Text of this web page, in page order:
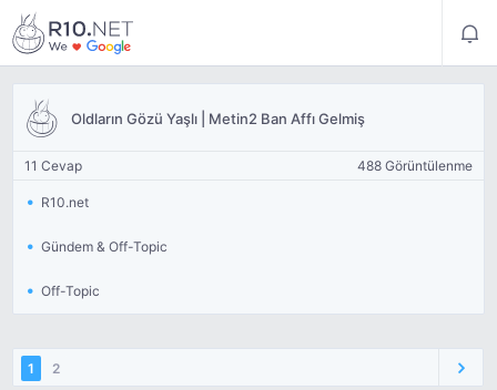
Oldların Gözü Yaşlı | Metin2 Ban Affı Gelmiş
11 Cevap 488 Görüntülenme
R10.net
Gündem & Off-Topic
Off-Topic
1 2